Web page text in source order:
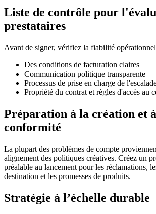
Liste de contrôle pour
prestataires
Avant de signer, vérifiez la fiabilité
Des conditions de facturation claires
Communication politique transparente
Processus de prise en charge de
Propriété du contrat et règles d'accès au
Préparation à la création et
conformité
La plupart des problèmes de compte
alignement des politiques créatives. Créez un
préalable au lancement pour les réclamations,
destination et les promesses de produits.
Stratégie à l’échelle durable